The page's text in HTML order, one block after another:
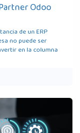
Odoo
de un ERP
no puede ser
en la columna